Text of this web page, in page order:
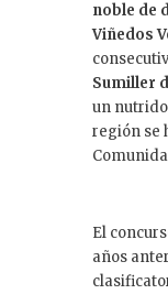
noble de
Viñedos
Sumiller
un
región se
El
años